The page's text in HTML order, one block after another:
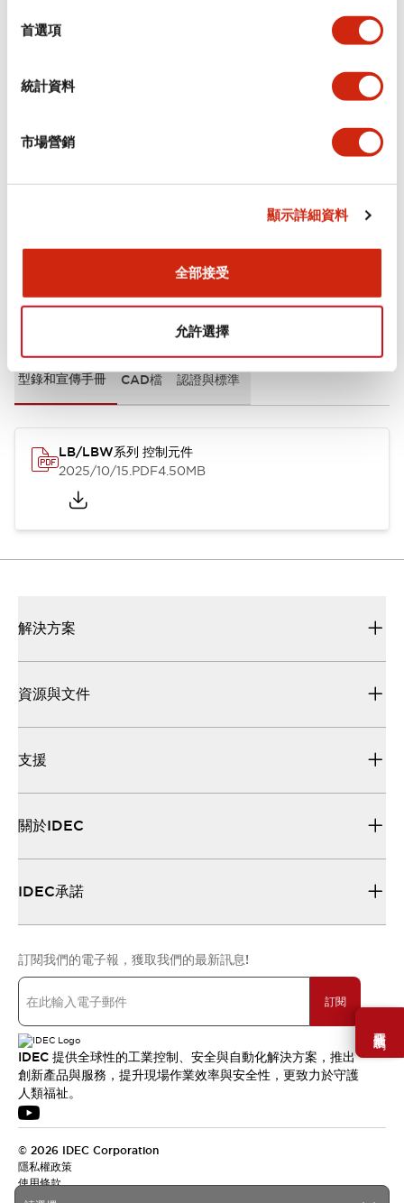
首選項
統計資料
市場營銷
顯示詳細資料
全部接受
允許選擇
需要幫助嗎？
文件和檔案
型錄和宣傳手冊 CAD檔 認證與標準
LB/LBW系列 控制元件
2025/10/15.PDF4.50MB
解決方案
資源與文件
支援
關於IDEC
IDEC承諾
訂閱我們的電子報，獲取我們的最新訊息!
訂閱
IDEC 提供全球性的工業控制、安全與自動化解決方案，推出
創新產品與服務，提升現場作業效率與安全性，更致力於守護
人類福祉。
© 2026 IDEC Corporation
隱私權政策
使用條款